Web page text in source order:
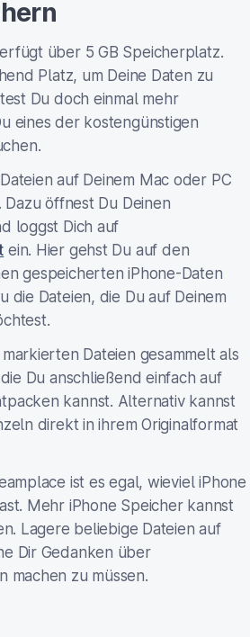
über 5 GB Speicherplatz.
Platz, um Deine Daten zu
Du doch einmal mehr
eines der kostengünstigen
auf Deinem Mac oder PC
öffnest Du Deinen
loggst Dich auf
ein. Hier gehst Du auf den
gespeicherten iPhone-Daten
die Dateien, die Du auf Deinem
Dateien gesammelt als
Du anschließend einfach auf
kannst. Alternativ kannst
direkt in ihrem Originalformat
ist es egal, wieviel iPhone
Mehr iPhone Speicher kannst
Lagere beliebige Dateien auf
Dir Gedanken über
machen zu müssen.